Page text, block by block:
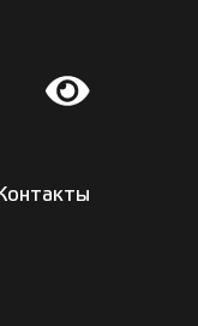
Контакты